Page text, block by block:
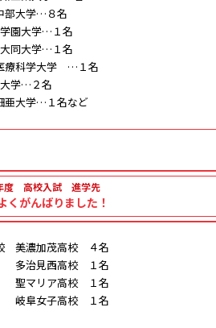
部大学…８名
学園大学…１名
大同大学…１名
療科学大学 …１名
大学…２名
亜大学…１名など
度 高校入試 進学先
くがんばりました！
美濃加茂高校 ４名
見西高校 １名
リア高校 １名
女子高校 １名